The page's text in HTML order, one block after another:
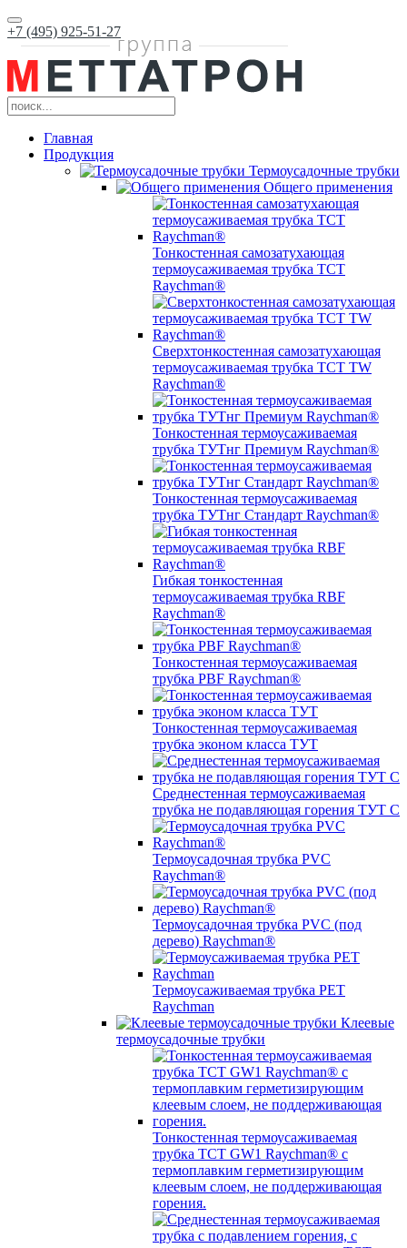
+7 (495) 925-51-27
Главная
Продукция
Термоусадочные трубки
Общего применения
Тонкостенная самозатухающая
термоусаживаемая трубка ТCT
Raychman®
Сверхтонкостенная самозатухающая
термоусаживаемая трубка ТCT TW
Raychman®
Тонкостенная термоусаживаемая
трубка ТУТнг Премиум Raychman®
Тонкостенная термоусаживаемая
трубка ТУТнг Стандарт Raychman®
Гибкая тонкостенная
термоусаживаемая трубка RBF
Raychman®
Тонкостенная термоусаживаемая
трубка PBF Raychman®
Тонкостенная термоусаживаемая
трубка эконом класса ТУТ
Среднестенная термоусаживаемая
трубка не подавляющая горения ТУТ С
Термоусадочная трубка PVC
Raychman®
Термоусадочная трубка PVC (под
дерево) Raychman®
Термоусаживаемая трубка PET
Raychman
Клеевые
термоусадочные трубки
Тонкостенная термоусаживаемая
трубка TCT GW1 Raychman® с
термоплавким герметизирующим
клеевым слоем, не поддерживающая
горения.